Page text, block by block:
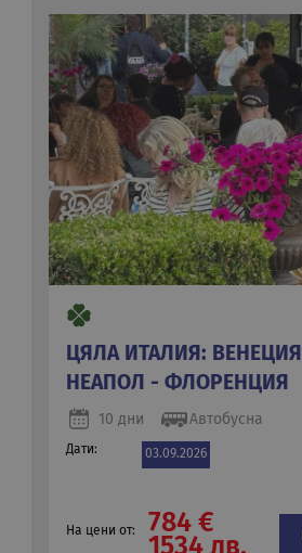
ЦЯЛА ИТАЛИЯ:
НЕАПОЛ - ФЛОРЕНЦИЯ
10 дни Автобусна
Дати: 03.09.2026
На цени от:
784 €
1534 лв.